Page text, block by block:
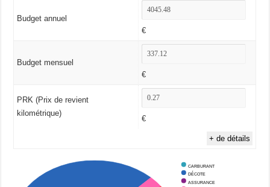
Budget annuel
€
Budget mensuel
€
PRK (Prix de revient
kilométrique)
€
+ de détails
CARBURANT
DÉCOTE
ASSURANCE